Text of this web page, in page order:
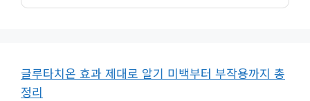
글루타치온 효과 제대로 알기 미백부터 부작용까지 총
정리